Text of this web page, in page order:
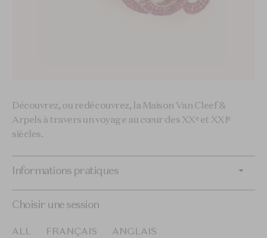
Découvrez, ou redécouvrez, la Maison Van Cleef &
Arpels à travers un voyage au cœur des XXᵉ et XXIᵉ
siècles.​
Informations pratiques
Choisir une session
ALL FRANÇAIS ANGLAIS